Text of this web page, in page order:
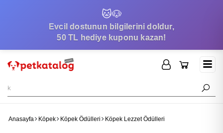
🐱🐶
Evcil dostunun bilgilerini doldur,
50 TL hediye kuponu kazan!
Anasayfa Köpek Köpek Ödülleri Köpek Lezzet Ödülleri